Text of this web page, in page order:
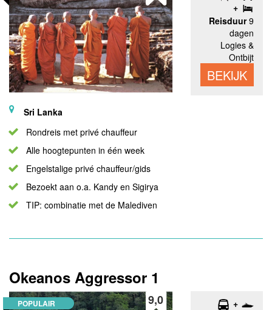
Reisduur9
dagen
Logies &
Ontbijt
BEKIJK
Sri Lanka
Rondreis met privé chauffeur
Alle hoogtepunten in één week
Engelstalige privé chauffeur/gids
Bezoekt aan o.a. Kandy en Sigirya
TIP: combinatie met de Malediven
Okeanos Aggressor 1
POPULAIR 9,0